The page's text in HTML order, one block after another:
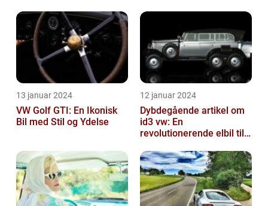
13 januar 2024
VW Golf GTI: En Ikonisk
Bil med Stil og Ydelse
12 januar 2024
Dybdegående artikel om
id3 vw: En
revolutionerende elbil til